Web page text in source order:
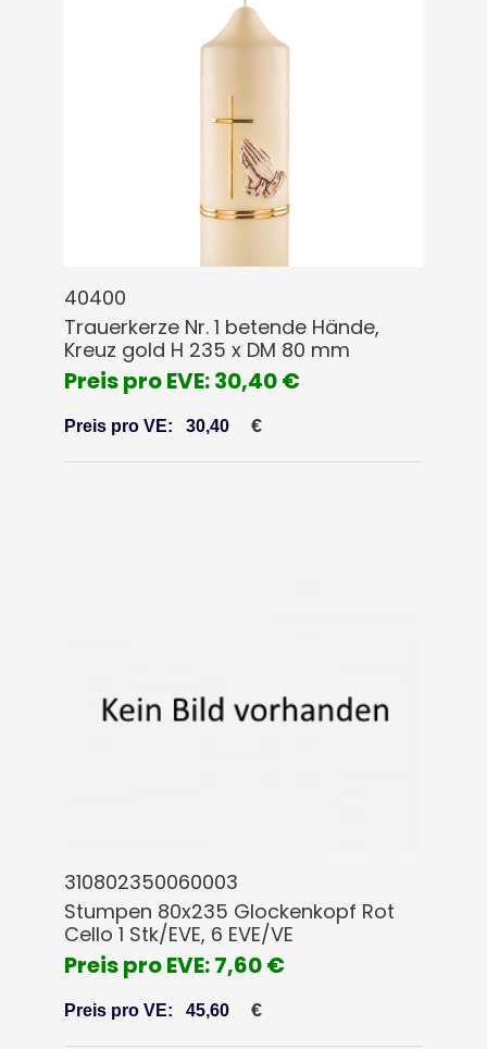
40400
Trauerkerze Nr. 1 betende Hände,
Kreuz gold H 235 x DM 80 mm
Preis pro EVE: 30,40 €
Preis pro VE: 30,40 €
310802350060003
Stumpen 80x235 Glockenkopf Rot
Cello 1 Stk/EVE, 6 EVE/VE
Preis pro EVE: 7,60 €
Preis pro VE: 45,60 €